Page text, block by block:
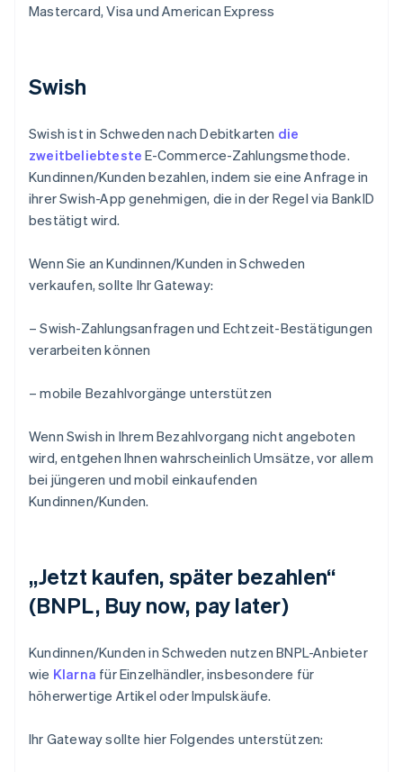
Mastercard, Visa und American Express
Swish
Swish ist in Schweden nach Debitkarten die
zweitbeliebteste E-Commerce-Zahlungsmethode.
Kundinnen/Kunden bezahlen, indem sie eine Anfrage in
ihrer Swish-App genehmigen, die in der Regel via BankID
bestätigt wird.
Wenn Sie an Kundinnen/Kunden in Schweden
verkaufen, sollte Ihr Gateway:
– Swish-Zahlungsanfragen und Echtzeit-Bestätigungen
verarbeiten können
– mobile Bezahlvorgänge unterstützen
Wenn Swish in Ihrem Bezahlvorgang nicht angeboten
wird, entgehen Ihnen wahrscheinlich Umsätze, vor allem
bei jüngeren und mobil einkaufenden
Kundinnen/Kunden.
„Jetzt kaufen, später bezahlen“
(BNPL, Buy now, pay later)
Kundinnen/Kunden in Schweden nutzen BNPL-Anbieter
wie Klarna für Einzelhändler, insbesondere für
höherwertige Artikel oder Impulskäufe.
Ihr Gateway sollte hier Folgendes unterstützen: